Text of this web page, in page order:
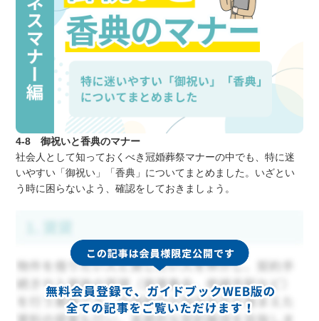
4-8 御祝いと香典のマナー
社会人として知っておくべき冠婚葬祭マナーの中でも、特に迷
いやすい「御祝い」「香典」についてまとめました。いざとい
う時に困らないよう、確認をしておきましょう。